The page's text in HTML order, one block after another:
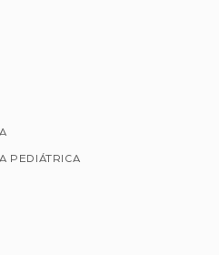
PEDIÁTRICA